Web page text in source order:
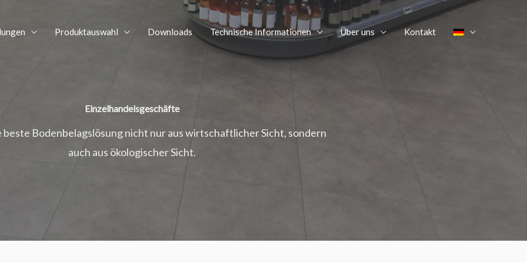
Produktauswahl Downloads Technische Informationen Über uns Kontakt
Einzelhandelsgeschäfte
Bodenbelagslösung nicht nur aus wirtschaftlicher Sicht, sondern
auch aus ökologischer Sicht.